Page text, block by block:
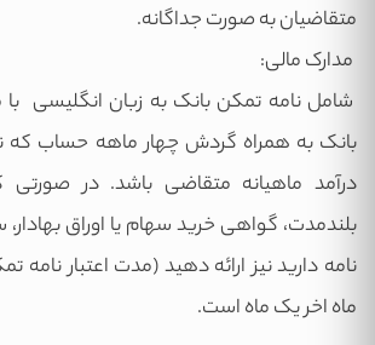
متقاضیان به صورت جداگانه.
مدارک مالی:
شامل نامه تمکن بانک به زبان انگلیسی با
بانک به همراه گردش چهار ماهه حساب که
درآمد ماهیانه متقاضی باشد. در
بلندمدت، گواهی خرید سهام یا اوراق بهادار،
ماه اخر یک ماه است.